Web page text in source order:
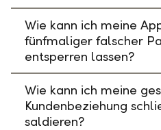
Wie kann ich meine
fünfmaliger falscher
entsperren lassen?
Wie kann ich meine
Kundenbeziehung
saldieren?